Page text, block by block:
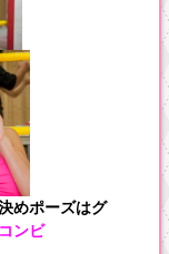
ズはグ
ンビ